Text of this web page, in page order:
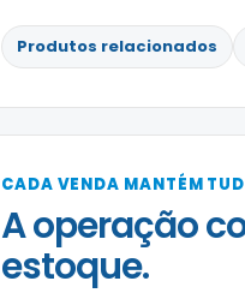
Produtos relacionados
CADA VENDA MANTÉM
A operação
estoque.